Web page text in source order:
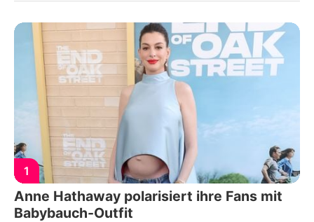
1
Anne Hathaway polarisiert ihre Fans mit
Babybauch-Outfit